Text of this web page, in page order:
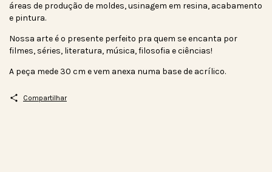
áreas de produção de moldes, usinagem em resina, acabamento
e pintura.
Nossa arte é o presente perfeito pra quem se encanta por
filmes, séries, literatura, música, filosofia e ciências!
A peça mede 30 cm e vem anexa numa base de acrílico.
Compartilhar